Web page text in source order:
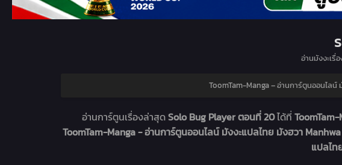
อ่านมังงะเรื่
ToomTam-Manga – อ่านการ์ตูนออนไลน์
อ่านการ์ตูนเรื่องล่าสุดSolo Bug Player ตอนที่ 20ได้ที่
ToomTam-Manga - อ่านการ์ตูนออนไลน์ มังงะแปลไทย มังฮวา Manhwa
แปลไท